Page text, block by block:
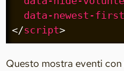
data-newest-first
</script>
Questo mostra eventi